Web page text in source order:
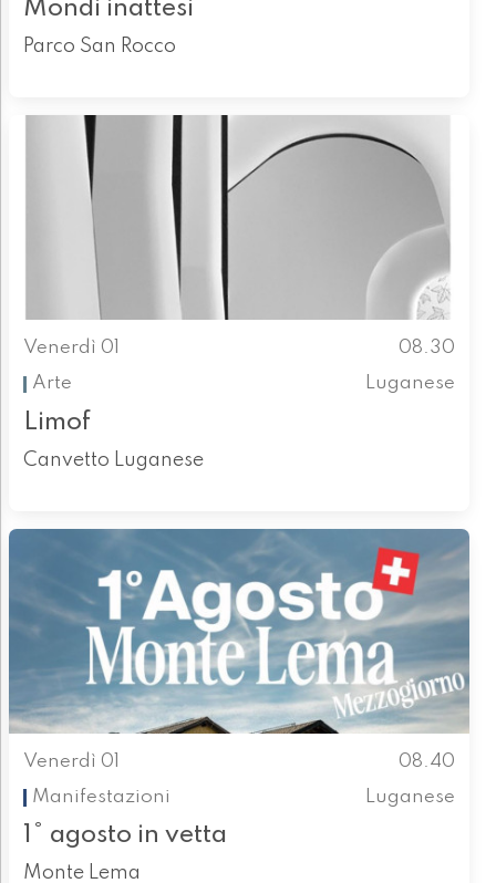
Mondi inattesi
Parco San Rocco
Venerdì 01
08.30
Arte
Luganese
Limof
Canvetto Luganese
Venerdì 01
08.40
Manifestazioni
Luganese
1° agosto in vetta
Monte Lema